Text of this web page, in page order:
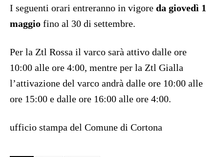
I seguenti orari entreranno in vigore da giovedì 1
maggio fino al 30 di settembre.
Per la Ztl Rossa il varco sarà attivo dalle ore
10:00 alle ore 4:00, mentre per la Ztl Gialla
l’attivazione del varco andrà dalle ore 10:00 alle
ore 15:00 e dalle ore 16:00 alle ore 4:00.
ufficio stampa del Comune di Cortona